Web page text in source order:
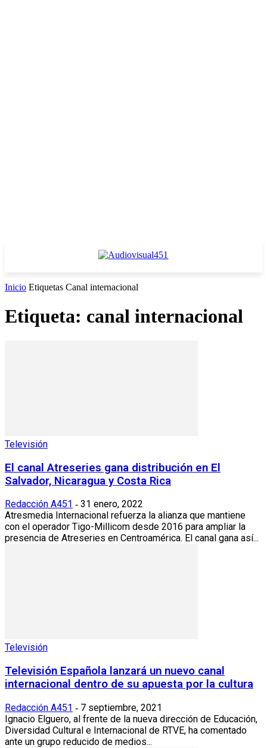
Inicio Etiquetas Canal internacional
Etiqueta: canal internacional
Televisión
El canal Atreseries gana distribución en El
Salvador, Nicaragua y Costa Rica
Redacción A451 - 31 enero, 2022
Atresmedia Internacional refuerza la alianza que mantiene
con el operador Tigo-Millicom desde 2016 para ampliar la
presencia de Atreseries en Centroamérica. El canal gana así...
Televisión
Televisión Española lanzará un nuevo canal
internacional dentro de su apuesta por la cultura
Redacción A451 - 7 septiembre, 2021
Ignacio Elguero, al frente de la nueva dirección de Educación,
Diversidad Cultural e Internacional de RTVE, ha comentado
ante un grupo reducido de medios...